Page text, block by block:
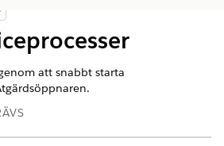
att snabbt starta